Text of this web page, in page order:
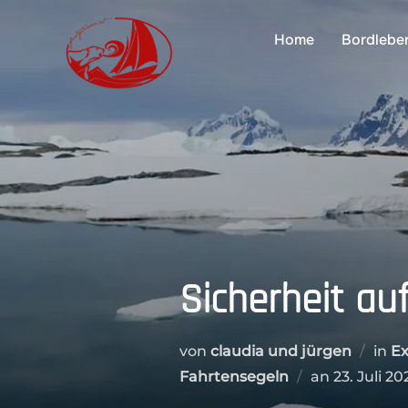
Home
Sicherheit
von claudia und jürgen in
Fahrtensegeln
an 23. Juli